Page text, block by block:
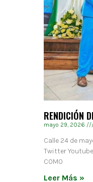
RENDICIÓN
mayo 29, 2026
Calle 24 de
Twitter Youtube
COMO
Leer Más »